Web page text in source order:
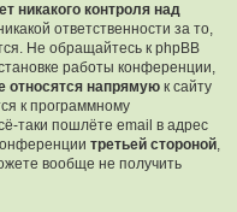
никакого контроля над
ответственности за то,
Не обращайтесь к phpBB
работы конференции,
относятся напрямую к сайту
к программному
таки пошлёте email в адрес
третьей стороной,
вообще не получить